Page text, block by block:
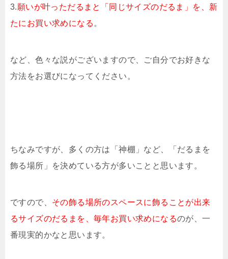
3.願いが叶っただるまと「同じサイズのだるま」を、新
たにお買い求めになる 。
など、色々な説がございますので、ご自分でお好きな
方法をお選びになってください。
ちなみですが、多くの方は「神棚」など、「だるまを
飾る場所」を決めている方が多いことと思います。
ですので、 その飾る場所のスペースに飾ることが出来
るサイズのだるまを、毎年お買い求めになるのが、一
番現実的かなと思います。